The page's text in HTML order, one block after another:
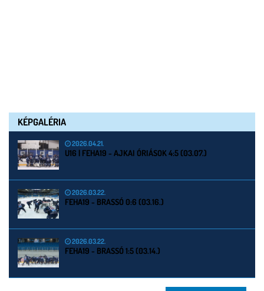
KÉPGALÉRIA
2026.04.21.
U16 | FEHA19 - AJKAI ÓRIÁSOK 4:5 (03.07.)
2026.03.22.
FEHA19 - BRASSÓ 0:6 (03.16.)
2026.03.22.
FEHA19 - BRASSÓ 1:5 (03.14.)